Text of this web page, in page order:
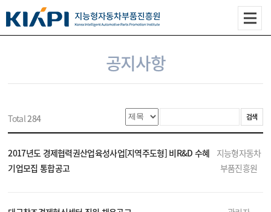
공지사항
Total284 검색
2017년도 경제협력권산업육성사업[지역주도형] 비R&D 수혜
기업모집 통합공고
지능형자동차
부품진흥원